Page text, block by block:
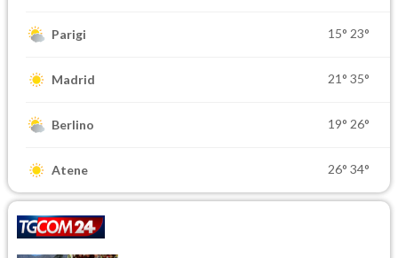
Parigi 15° 23°
Madrid 21° 35°
Berlino 19° 26°
Atene 26° 34°